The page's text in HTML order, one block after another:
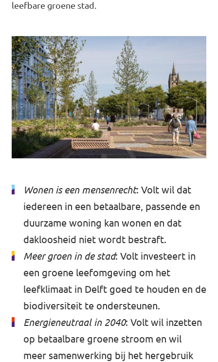
Rotterdam
Lansingerland
Afdelingsbesturen
Bestuur Haag- en Rijnland
Bestuur Rotterdam Zuid-Holland Zuid
leefbare groene stad.
Wonen is een mensenrecht: Volt wil dat
iedereen in een betaalbare, passende en
duurzame woning kan wonen en dat
dakloosheid niet wordt bestraft.
Meer groen in de stad: Volt investeert in
een groene leefomgeving om het
leefklimaat in Delft goed te houden en de
biodiversiteit te ondersteunen.
Energieneutraal in 2040: Volt wil inzetten
op betaalbare groene stroom en wil
meer samenwerking bij het hergebruik